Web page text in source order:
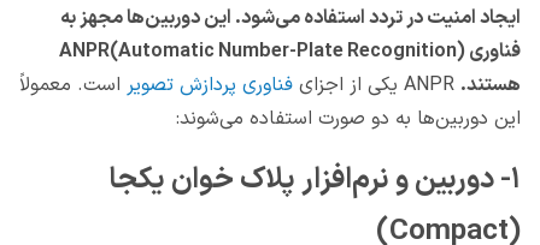
ایجاد امنیت در تردد استفاده می‌شود. این دوربین‌ها مجهز به
فناوری ANPR(Automatic Number-Plate Recognition)
هستند.
فناوری پردازش تصویر است. معمولاً
این دوربین‌ها به دو صورت استفاده می‌شوند:
۱- دوربین و نرم‌افزار پلاک خوان یکجا
(Compact)